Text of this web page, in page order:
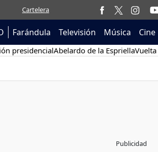
Cartelera
Farándula Televisión Música Cine
presidencialAbelardo de la Espriella